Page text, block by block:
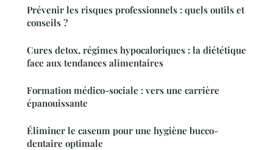
Prévenir les risques professionnels : quels outils et
conseils ?
Cures detox, régimes hypocaloriques : la diététique
face aux tendances alimentaires
Formation médico-sociale : vers une carrière
épanouissante
Éliminer le caseum pour une hygiène bucco-
dentaire optimale